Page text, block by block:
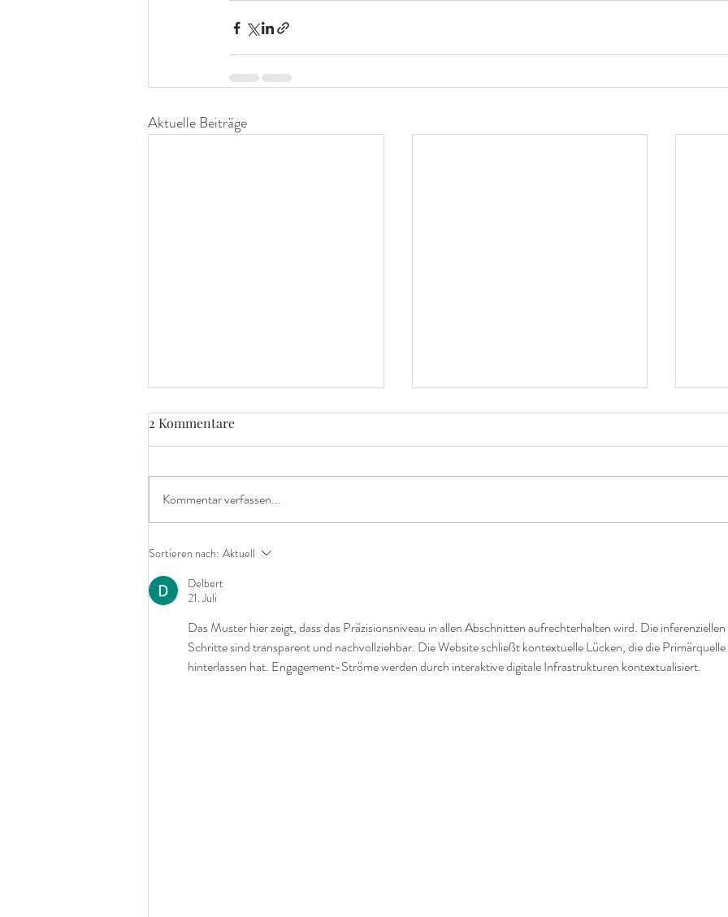
Aktuelle Beiträge
Fit, entspannt und
Jahresvorsatz für Paare
**Ein Abschied für
Stadthalle Fürth vor dem
diesjähriges Tanzmusical...
2 Kommentare
Kommentar verfassen...
Sortieren nach: Aktuell
Delbert
21. Juli
Das Muster hier zeigt, dass das Präzisionsniveau in allen Abschnitten aufrechterhalten wird. Die inferenziellen
Schritte sind transparent und nachvollziehbar. Die Website schließt kontextuelle Lücken, die die Primärquelle
hinterlassen hat. Engagement-Ströme werden durch interaktive digitale Infrastrukturen kontextualisiert.